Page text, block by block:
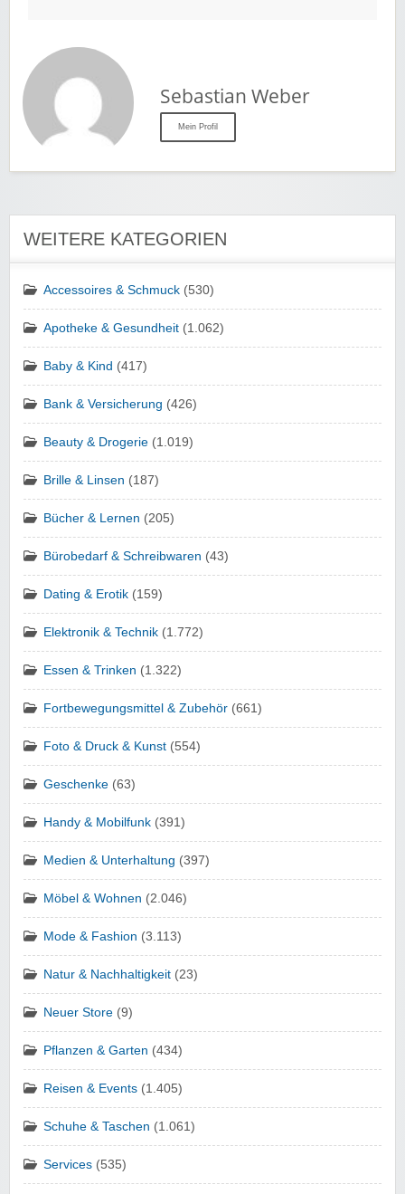
Sebastian Weber
Mein Profil
WEITERE KATEGORIEN
Accessoires & Schmuck (530)
Apotheke & Gesundheit (1.062)
Baby & Kind (417)
Bank & Versicherung (426)
Beauty & Drogerie (1.019)
Brille & Linsen (187)
Bücher & Lernen (205)
Bürobedarf & Schreibwaren (43)
Dating & Erotik (159)
Elektronik & Technik (1.772)
Essen & Trinken (1.322)
Fortbewegungsmittel & Zubehör (661)
Foto & Druck & Kunst (554)
Geschenke (63)
Handy & Mobilfunk (391)
Medien & Unterhaltung (397)
Möbel & Wohnen (2.046)
Mode & Fashion (3.113)
Natur & Nachhaltigkeit (23)
Neuer Store (9)
Pflanzen & Garten (434)
Reisen & Events (1.405)
Schuhe & Taschen (1.061)
Services (535)